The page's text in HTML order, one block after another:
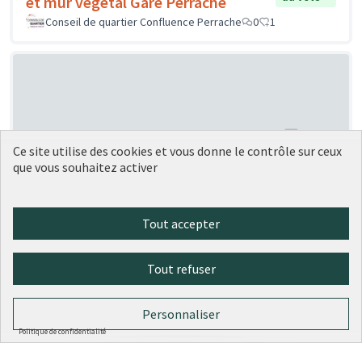
Conseil de quartier Confluence Perrache
0 1
Ce site utilise des cookies et vous donne le contrôle sur ceux
que vous souhaitez activer
Tout accepter
Tout refuser
Personnaliser
Politique de confidentialité